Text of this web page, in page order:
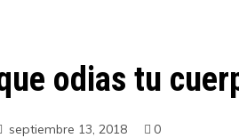
odias tu
septiembre 13, 2018 0